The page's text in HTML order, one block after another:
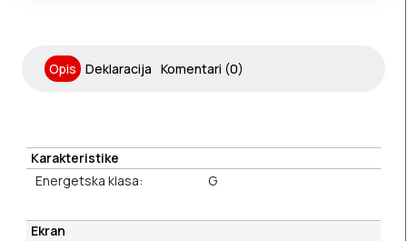
Opis Deklaracija Komentari (0)
Karakteristike
Energetska klasa:
G
Ekran